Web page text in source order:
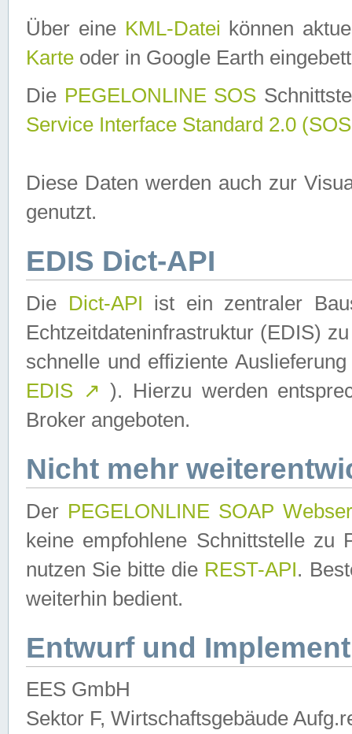
Über eine KML-Datei können
Karte oder in Google Earth
Die PEGELONLINE SOS
Service Interface Standard 2.0
Diese Daten werden auch zur
genutzt.
EDIS Dict-API
Die Dict-API ist ein zentraler
Echtzeitdateninfrastruktur (EDIS)
schnelle und effiziente
EDIS ↗ ). Hierzu werden
Broker angeboten.
Nicht mehr
Der PEGELONLINE SOAP
keine empfohlene Schnittstelle zu
nutzen Sie bitte die REST-API.
weiterhin bedient.
Entwurf und
EES GmbH
Sektor F, Wirtschaftsgebäude